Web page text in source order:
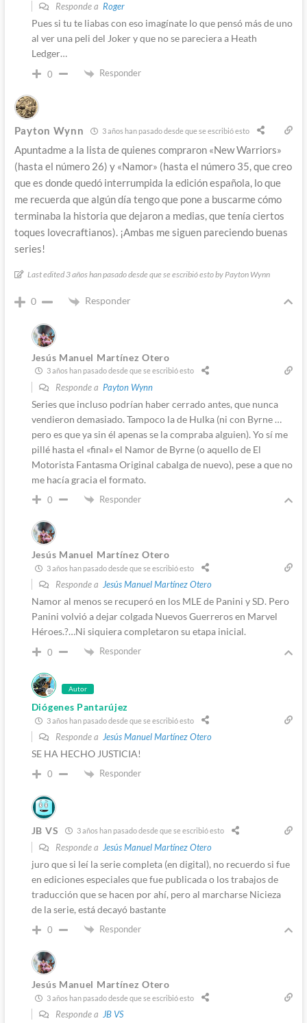
Responde a Roger
Pues si tu te liabas con eso imagínate lo que pensó más de uno
al ver una peli del Joker y que no se pareciera a Heath
Ledger…
0 Responder
Payton Wynn 3 años han pasado desde que se escribió esto
Apuntadme a la lista de quienes compraron «New Warriors»
(hasta el número 26) y «Namor» (hasta el número 35, que creo
que es donde quedó interrumpida la edición española, lo que
me recuerda que algún día tengo que pone a buscarme cómo
terminaba la historia que dejaron a medias, que tenía ciertos
toques lovecraftianos). ¡Ambas me siguen pareciendo buenas
series!
Last edited 3 años han pasado desde que se escribió esto by Payton Wynn
0 Responder
Jesús Manuel Martínez Otero
3 años han pasado desde que se escribió esto
Responde a Payton Wynn
Series que incluso podrían haber cerrado antes, que nunca
vendieron demasiado. Tampoco la de Hulka (ni con Byrne …
pero es que ya sin él apenas se la compraba alguien). Yo sí me
pillé hasta el «final» el Namor de Byrne (o aquello de El
Motorista Fantasma Original cabalga de nuevo), pese a que no
me hacía gracia el formato.
0 Responder
Jesús Manuel Martínez Otero
3 años han pasado desde que se escribió esto
Responde a Jesús Manuel Martínez Otero
Namor al menos se recuperó en los MLE de Panini y SD. Pero
Panini volvió a dejar colgada Nuevos Guerreros en Marvel
Héroes.?…Ni siquiera completaron su etapa inicial.
0 Responder
Autor
Diógenes Pantarújez
3 años han pasado desde que se escribió esto
Responde a Jesús Manuel Martínez Otero
SE HA HECHO JUSTICIA!
0 Responder
JB VS 3 años han pasado desde que se escribió esto
Responde a Jesús Manuel Martínez Otero
juro que si leí la serie completa (en digital), no recuerdo si fue
en ediciones especiales que fue publicada o los trabajos de
traducción que se hacen por ahí, pero al marcharse Nicieza
de la serie, está decayó bastante
0 Responder
Jesús Manuel Martínez Otero
3 años han pasado desde que se escribió esto
Responde a JB VS